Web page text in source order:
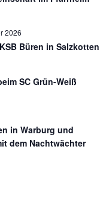
2026
Büren in Salzkotten
SC Grün-Weiß
in Warburg und
dem Nachtwächter